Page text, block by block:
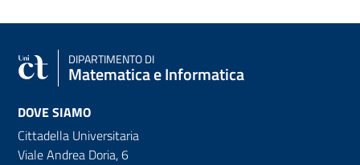
DIPARTIMENTO DI
Matematica e Informatica
DOVE SIAMO
Cittadella Universitaria
Viale Andrea Doria, 6